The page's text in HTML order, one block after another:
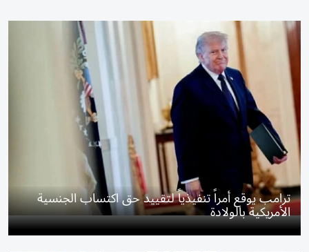
ترامب يوقع أمراً تنفيذياً لتقييد حق اكتساب الجنسية
الأمريكية بالولادة